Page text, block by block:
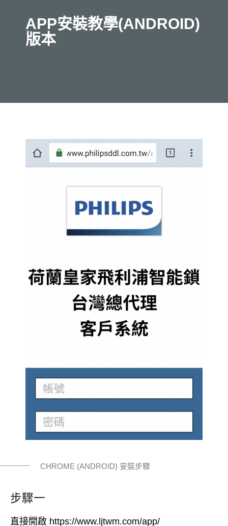
APP安裝教學(ANDROID)
版本
CHROME (ANDROID) 安裝步驟
步驟一
直接開啟 https://www.ljtwm.com/app/